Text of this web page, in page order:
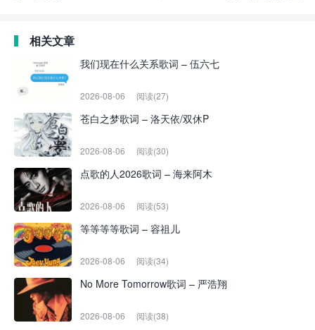
相关文章
我们现在什么关系歌词 – 伍六七
2026-08-06 阅读(27)
苍白之梦歌词 – 洛天依/双休P
2026-08-06 阅读(30)
点歌的人2026歌词 – 海来阿木
2026-08-06 阅读(53)
等等等等歌词 – 容祖儿
2026-08-06 阅读(34)
No More Tomorrow歌词 – 严浩翔
2026-08-06 阅读(38)